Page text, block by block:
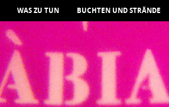
WAS ZU TUN BUCHTEN UND STRÄNDE